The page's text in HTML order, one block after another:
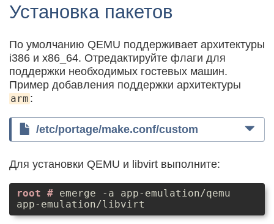
Установка пакетов
По умолчанию QEMU поддерживает архитектуры
i386 и x86_64. Отредактируйте флаги для
поддержки необходимых гостевых машин.
Пример добавления поддержки архитектуры
arm :
/etc/portage/make.conf/custom
Для установки QEMU и libvirt выполните:
emerge -a app-emulation/qemu
app-emulation/libvirt